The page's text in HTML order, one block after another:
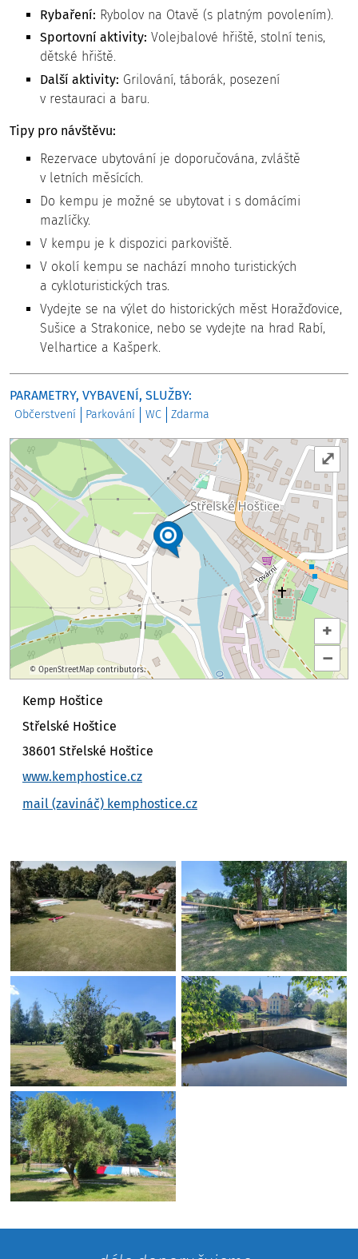
+
–
© OpenStreetMap contributors.
⤢
Kemp Hoštice
Střelské Hoštice
38601 Střelské Hoštice
www.kemphostice.cz
mail (zavináč) kemphostice.cz
Rybaření: Rybolov na Otavě (s platným povolením).
Sportovní aktivity: Volejbalové hřiště, stolní tenis,
dětské hřiště.
Další aktivity: Grilování, táborák, posezení
v restauraci a baru.
Tipy pro návštěvu:
Rezervace ubytování je doporučována, zvláště
v letních měsících.
Do kempu je možné se ubytovat i s domácími
mazlíčky.
V kempu je k dispozici parkoviště.
V okolí kempu se nachází mnoho turistických
a cykloturistických tras.
Vydejte se na výlet do historických měst Horažďovice,
Sušice a Strakonice, nebo se vydejte na hrad Rabí,
Velhartice a Kašperk.
PARAMETRY, VYBAVENÍ, SLUŽBY:
Občerstvení Parkování WC Zdarma